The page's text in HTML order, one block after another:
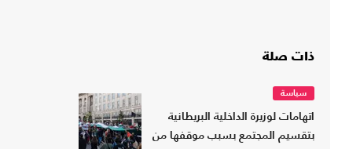
ذات صلة
سياسة
اتهامات لوزيرة الداخلية البريطانية
بتقسيم المجتمع بسبب موقفها من